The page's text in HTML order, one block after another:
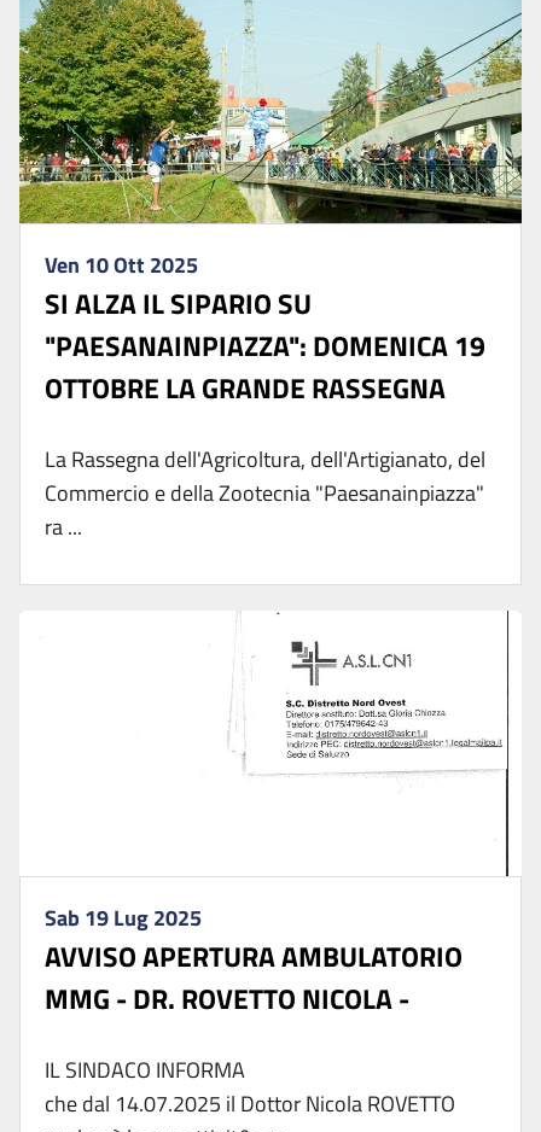
Ven 10 Ott 2025
SI ALZA IL SIPARIO SU
"PAESANAINPIAZZA": DOMENICA 19
OTTOBRE LA GRANDE RASSEGNA
La Rassegna dell'Agricoltura, dell'Artigianato, del
Commercio e della Zootecnia "Paesanainpiazza"
ra ...
Sab 19 Lug 2025
AVVISO APERTURA AMBULATORIO
MMG - DR. ROVETTO NICOLA -
IL SINDACO INFORMA
che dal 14.07.2025 il Dottor Nicola ROVETTO